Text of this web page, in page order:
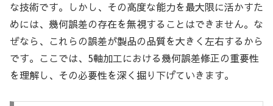
な技術です。しかし、その高度な能力を最大限に活かすた
めには、幾何誤差の存在を無視することはできません。な
ぜなら、これらの誤差が製品の品質を大きく左右するから
です。ここでは、5軸加工における幾何誤差修正の重要性
を理解し、その必要性を深く掘り下げていきます。